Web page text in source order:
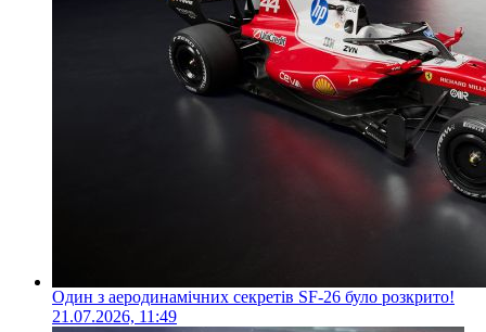
Один з аеродинамічних секретів SF-26 було розкрито!
21.07.2026, 11:49